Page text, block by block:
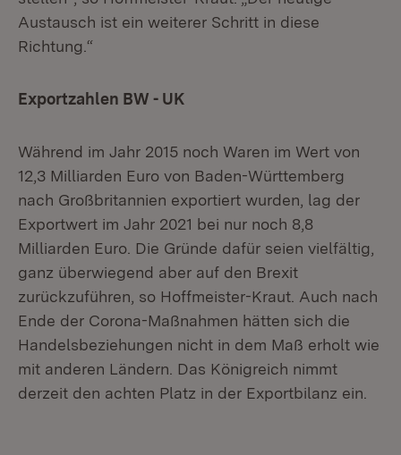
Austausch ist ein weiterer Schritt in diese
Richtung.“
Exportzahlen BW - UK
Während im Jahr 2015 noch Waren im Wert von
12,3 Milliarden Euro von Baden-Württemberg
nach Großbritannien exportiert wurden, lag der
Exportwert im Jahr 2021 bei nur noch 8,8
Milliarden Euro. Die Gründe dafür seien vielfältig,
ganz überwiegend aber auf den Brexit
zurückzuführen, so Hoffmeister-Kraut. Auch nach
Ende der Corona-Maßnahmen hätten sich die
Handelsbeziehungen nicht in dem Maß erholt wie
mit anderen Ländern. Das Königreich nimmt
derzeit den achten Platz in der Exportbilanz ein.